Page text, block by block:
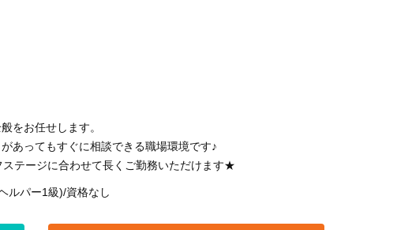
をお任せします。
あってもすぐに相談できる職場環境です♪
テージに合わせて長くご勤務いただけます★
ルパー1級)/資格なし